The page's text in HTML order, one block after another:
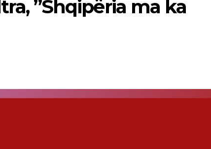
”Shqipëria ma ka